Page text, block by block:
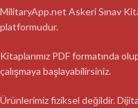
MilitaryApp.net Askeri Sınav
platformudur.
Kitaplarımız PDF formatında
çalışmaya başlayabilirsiniz.
Ürünlerimiz fiziksel değildir.